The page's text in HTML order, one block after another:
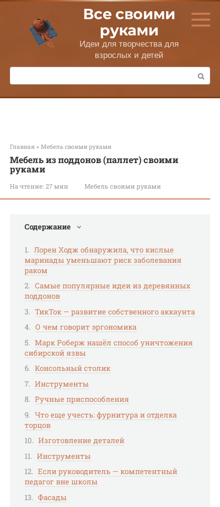
Перейти
контенту
Все своими
руками
Идеи для творчества для
взрослых и детей
Поиск:
Главная » Мебель своими руками
Мебель из поддонов (паллет) своими
руками
На чтение: 27 мин Мебель своими руками
Содержание
Лорен Ходж обнаружила, что кислые
маринады уменьшают риск заболевания
раком
Самые популярные идеи из деревянных
поддонов
ТикТок — развитие собственного аккаунта
О чем говорит эргономика
Марк Роберж нашёл способ уничтожения
сибирской язвы
Консольный столик
Инструменты
Ручные приспособления
Что еще учесть: фурнитура и отделка
торцов
Изготовление деталей
Инструменты
Если руководитель — компетентный
педагог вне школы
Фасады